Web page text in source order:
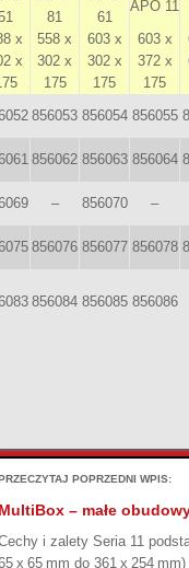
81
61
APO 11
x
x
558 x
302 x
175
603 x
302 x
175
603 x
372 x
175
856053 856054 856055
856062 856063 856064
– 856070 –
856076 856077 856078
856084 856085 856086
POPRZEDNI WPIS:
MultiBox – małe
i zalety Seria 11
x 65 mm do 361 x 254